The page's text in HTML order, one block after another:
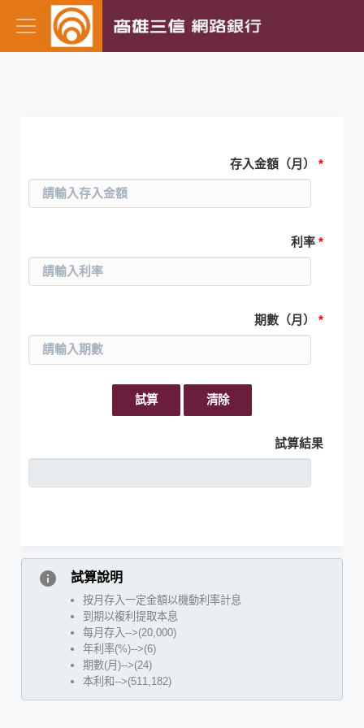
存入金額（月） *
利率*
期數（月） *
試算 清除
試算結果
info 試算說明
按月存入一定金額以機動利率計息
到期以複利提取本息
每月存入-->(20,000)
年利率(%)-->(6)
期數(月)-->(24)
本利和-->(511,182)